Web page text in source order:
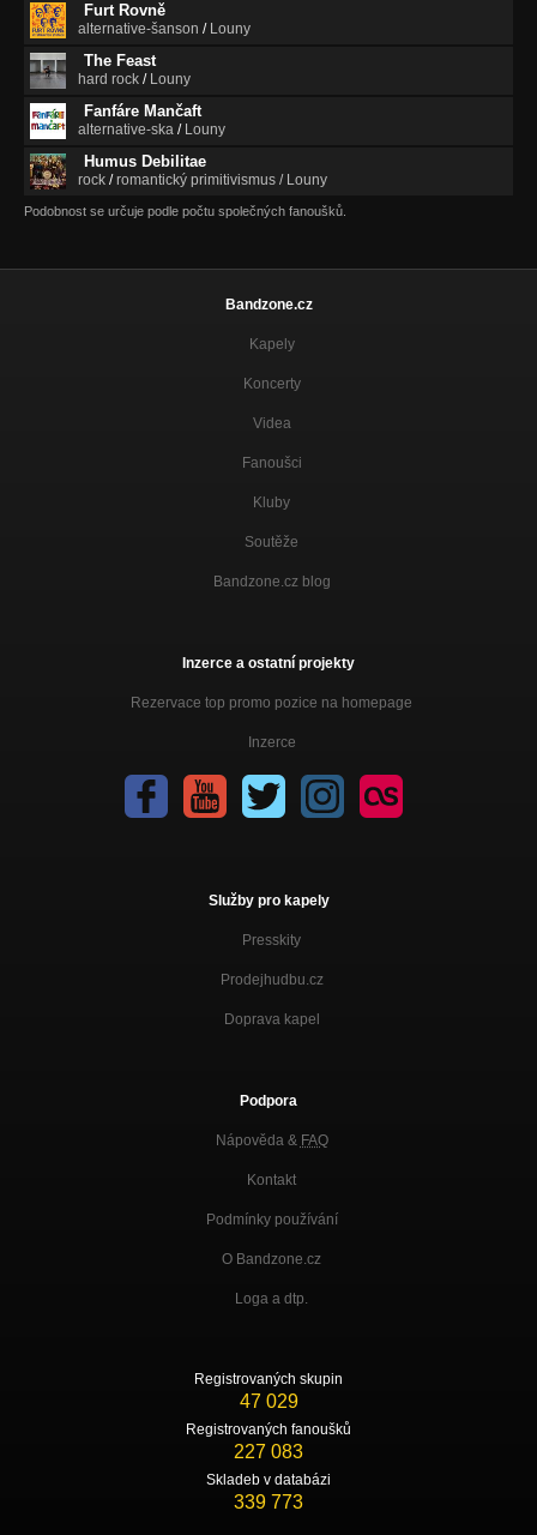
Furt Rovně
alternative-šanson / Louny
The Feast
hard rock / Louny
Fanfáre Mančaft
alternative-ska / Louny
Humus Debilitae
rock /romantický primitivismus / Louny
Podobnost se určuje podle počtu společných fanoušků.
Bandzone.cz
Kapely
Koncerty
Videa
Fanoušci
Kluby
Soutěže
Bandzone.cz blog
Inzerce a ostatní projekty
Rezervace top promo pozice na homepage
Inzerce
Služby pro kapely
Presskity
Prodejhudbu.cz
Doprava kapel
Podpora
Nápověda & FAQ
Kontakt
Podmínky používání
O Bandzone.cz
Loga a dtp.
Registrovaných skupin
47 029
Registrovaných fanoušků
227 083
Skladeb v databázi
339 773